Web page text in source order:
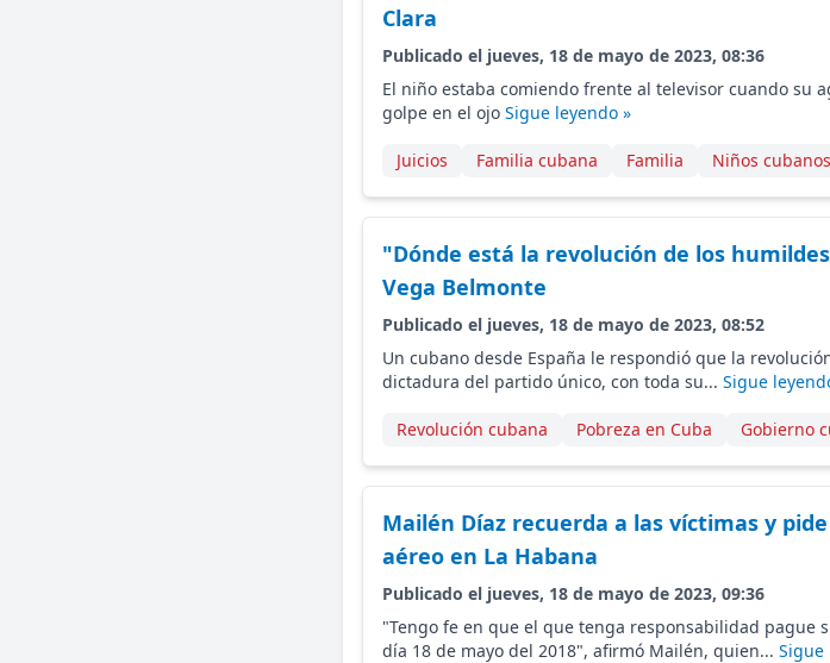
Clara
Publicado el jueves, 18 de mayo de 2023, 08:36
El niño estaba comiendo frente al televisor cuando su
golpe en el ojo Sigue leyendo »
Juicios Familia cubana Familia Niños cubanos
"Dónde está la revolución de los
Vega Belmonte
Publicado el jueves, 18 de mayo de 2023, 08:52
Un cubano desde España le respondió que la
dictadura del partido único, con toda su... Sigue
Revolución cubana Pobreza en Cuba Gobierno
Mailén Díaz recuerda a las víctimas y
aéreo en La Habana
Publicado el jueves, 18 de mayo de 2023, 09:36
"Tengo fe en que el que tenga responsabilidad pague
día 18 de mayo del 2018", afirmó Mailén, quien... Sigue